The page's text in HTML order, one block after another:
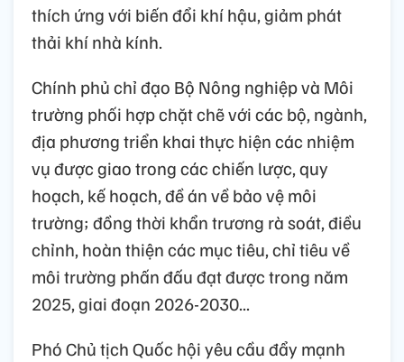
thích ứng với biến đổi khí hậu, giảm phát
thải khí nhà kính.
Chính phủ chỉ đạo Bộ Nông nghiệp và Môi
trường phối hợp chặt chẽ với các bộ, ngành,
địa phương triển khai thực hiện các nhiệm
vụ được giao trong các chiến lược, quy
hoạch, kế hoạch, đề án về bảo vệ môi
trường; đồng thời khẩn trương rà soát, điều
chỉnh, hoàn thiện các mục tiêu, chỉ tiêu về
môi trường phấn đấu đạt được trong năm
2025, giai đoạn 2026-2030...
Phó Chủ tịch Quốc hội yêu cầu đẩy mạnh